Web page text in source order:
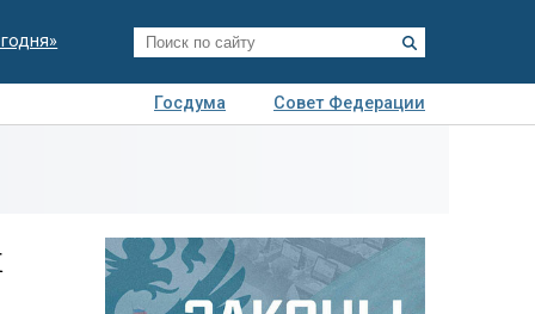
Госдума
Совет Федерации